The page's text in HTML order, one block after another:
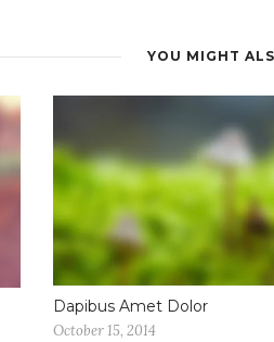
YOU MIGHT
Dapibus Amet Dolor
October 15, 2014